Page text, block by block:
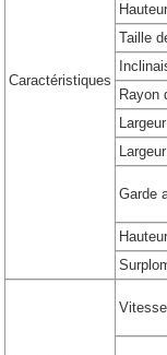
Caractéristiques
Taille
Rayon
Garde